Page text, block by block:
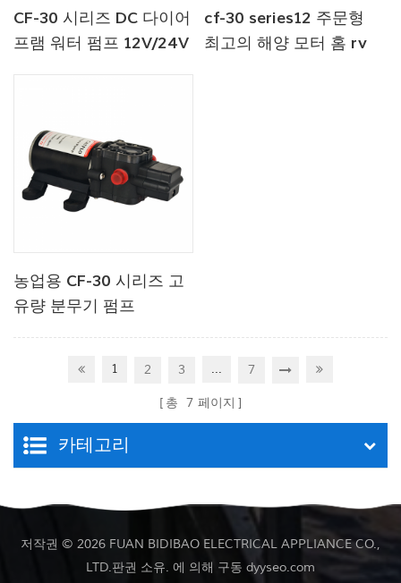
CF-30 시리즈 DC 다이어
프램 워터 펌프 12V/24V
cf-30 series12 주문형
최고의 해양 모터 홈 rv
농업용 CF-30 시리즈 고
유량 분무기 펌프
1 2 3 ... 7
총 7 페이지
카테고리
저작권 © 2026 FUAN BIDIBAO ELECTRICAL APPLIANCE CO.,
LTD.판권 소유. 에 의해 구동 dyyseo.com